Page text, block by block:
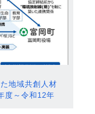
地域共創人材
度～令和12年